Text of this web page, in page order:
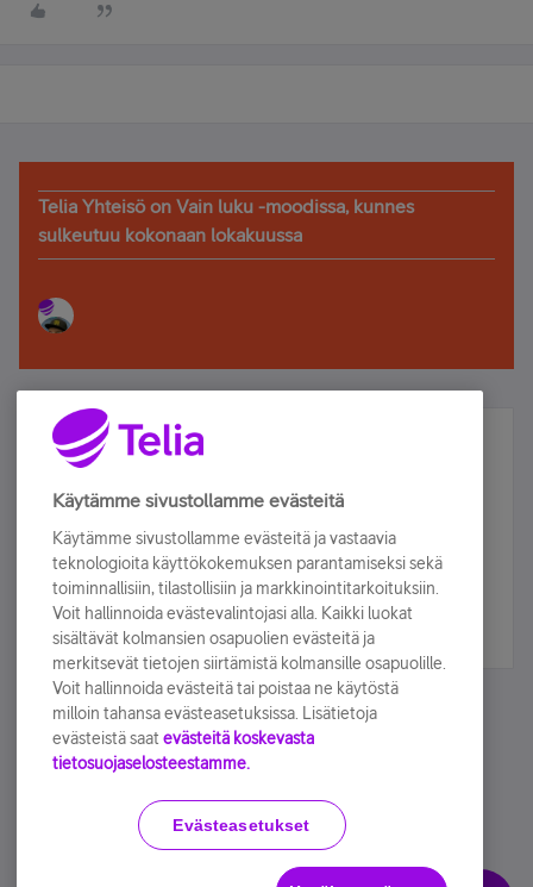
Telia Yhteisö on Vain luku -moodissa, kunnes
sulkeutuu kokonaan lokakuussa
Älä jää paitsi – osallistu ja voita!
Tilaa Telian uutiskirje ja olet mukana arvonnassa.
sähköpostiisi.
Tilaa nyt
Käyttöehdot Accessibility statement
Käytämme sivustollamme evästeitä
Käytämme sivustollamme evästeitä ja vastaavia
teknologioita käyttökokemuksen parantamiseksi sekä
toiminnallisiin, tilastollisiin ja markkinointitarkoituksiin.
Voit hallinnoida evästevalintojasi alla. Kaikki luokat
sisältävät kolmansien osapuolien evästeitä ja
merkitsevät tietojen siirtämistä kolmansille osapuolille.
Voit hallinnoida evästeitä tai poistaa ne käytöstä
milloin tahansa evästeasetuksissa. Lisätietoja
evästeistä saat evästeitä koskevasta
tietosuojaselosteestamme.
Evästeasetukset